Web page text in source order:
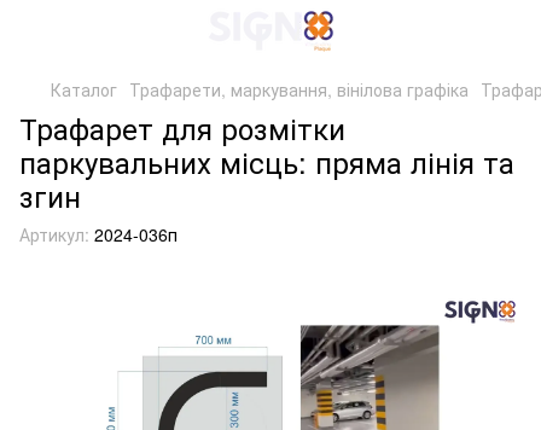
Каталог Трафарети, маркування, вінілова графіка
Трафарет для розмітки
паркувальних місць: пряма лінія та
згин
Артикул: 2024-036п